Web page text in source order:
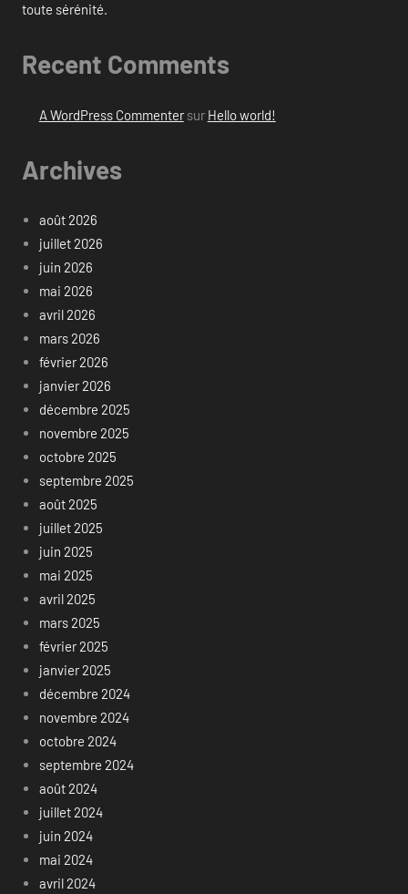
toute sérénité.
Recent Comments
A WordPress Commentersur Hello world!
Archives
août 2026
juillet 2026
juin 2026
mai 2026
avril 2026
mars 2026
février 2026
janvier 2026
décembre 2025
novembre 2025
octobre 2025
septembre 2025
août 2025
juillet 2025
juin 2025
mai 2025
avril 2025
mars 2025
février 2025
janvier 2025
décembre 2024
novembre 2024
octobre 2024
septembre 2024
août 2024
juillet 2024
juin 2024
mai 2024
avril 2024